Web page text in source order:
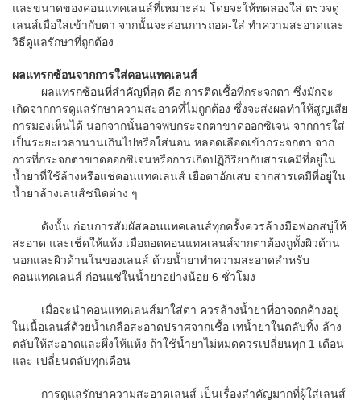
และขนาดของคอนแทคเลนส์ที่เหมาะสม โดยจะให้ทดลองใส่ ตรวจดู
เลนส์เมื่อใส่เข้ากับตา จากนั้นจะสอนการถอด-ใส่ ทำความสะอาดและ
วิธีดูแลรักษาที่ถูกต้อง
ผลแทรกซ้อนจากการใส่คอนแทคเลนส์
ผลแทรกซ้อนที่สำคัญที่สุด คือ การติดเชื้อที่กระจกตา ซึ่งมักจะ
เกิดจากการดูแลรักษาความสะอาดที่ไม่ถูกต้อง ซึ่งจะส่งผลทำให้สูญเสีย
การมองเห็นได้ นอกจากนั้นอาจพบกระจกตาขาดออกซิเจน จากการใส่
เป็นระยะเวลานานเกินไปหรือใส่นอน หลอดเลือดเข้ากระจกตา จาก
การที่กระจกตาขาดออกซิเจนหรือการเกิดปฏิกิริยากับสารเคมีที่อยู่ใน
น้ำยาที่ใช้ล้างหรือแช่คอนแทคเลนส์ เยื่อตาอักเสบ จากสารเคมีที่อยู่ใน
น้ำยาล้างเลนส์ชนิดต่าง ๆ
ดังนั้น ก่อนการสัมผัสคอนแทคเลนส์ทุกครั้งควรล้างมือฟอกสบู่ให้
สะอาด และเช็ดให้แห้ง เมื่อถอดคอนแทคเลนส์จากตาต้องถูทั้งผิวด้าน
นอกและผิวด้านในของเลนส์ ด้วยน้ำยาทำความสะอาดสำหรับ
คอนแทคเลนส์ ก่อนแช่ในน้ำยาอย่างน้อย 6 ชั่วโมง
เมื่อจะนำคอนแทคเลนส์มาใส่ตา ควรล้างน้ำยาที่อาจตกค้างอยู่
ในเนื้อเลนส์ด้วยน้ำเกลือสะอาดปราศจากเชื้อ เทน้ำยาในตลับทิ้ง ล้าง
ตลับให้สะอาดและผึ่งให้แห้ง ถ้าใช้น้ำยาไม่หมดควรเปลี่ยนทุก 1 เดือน
และ เปลี่ยนตลับทุกเดือน
การดูแลรักษาความสะอาดเลนส์ เป็นเรื่องสำคัญมากที่ผู้ใส่เลนส์